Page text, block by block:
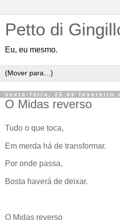
Petto di
Eu, eu mesmo.
sexta-feira, 25 de fevereiro
O Midas reverso
Tudo o que toca,
Em merda há de transformar.
Por onde passa,
Bosta haverá de deixar.
O Midas reverso